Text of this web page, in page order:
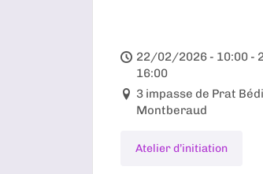
22/02/2026 - 10:00 -
16:00
3 impasse de Prat
Montberaud
Atelier d’initiation